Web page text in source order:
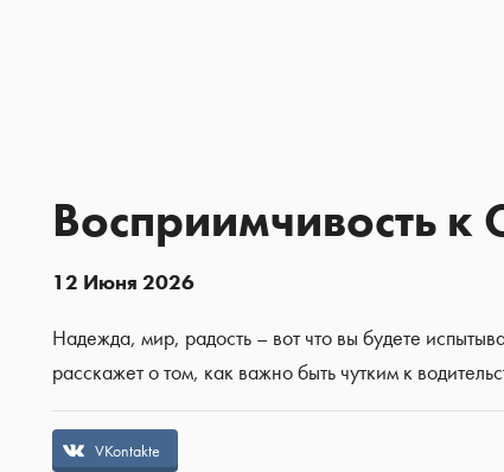
Восприимчивость к
12 Июня 2026
Надежда, мир, радость – вот что вы будете
расскажет о том, как важно быть чутким к
VKontakte